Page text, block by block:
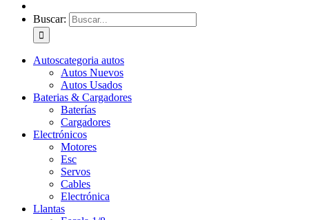
Buscar:
Autoscategoria autos
Autos Nuevos
Autos Usados
Baterias & Cargadores
Baterías
Cargadores
Electrónicos
Motores
Esc
Servos
Cables
Electrónica
Llantas